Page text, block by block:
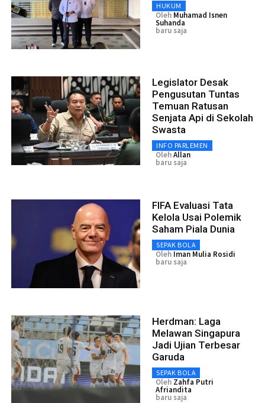
HUKUM
Oleh Muhamad Isnen
Suhanda
baru saja
Legislator Desak
Pengusutan Tuntas
Temuan Ratusan
Senjata Api di Sekolah
Swasta
INFO PARLEMEN
OlehAllan
baru saja
FIFA Evaluasi Tata
Kelola Usai Polemik
Saham Piala Dunia
SEPAK BOLA
Oleh Iman Mulia Rosidi
baru saja
Herdman: Laga
Melawan Singapura
Jadi Ujian Terbesar
Garuda
SEPAK BOLA
Oleh Zahfa Putri
Afriandita
baru saja